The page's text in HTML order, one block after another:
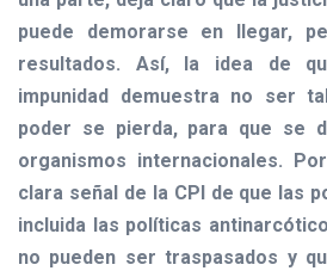
puede demorarse en llegar,
resultados. Así, la idea de
impunidad demuestra no ser
poder se pierda, para que se
organismos internacionales.
clara señal de la CPI de que las
incluida las políticas
no pueden ser traspasados y